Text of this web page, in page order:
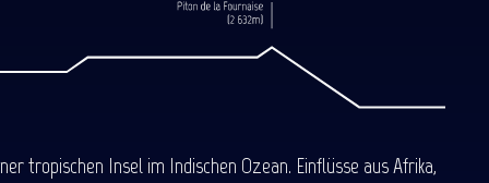
tropischen Insel im Indischen Ozean. Einflüsse aus Afrika,